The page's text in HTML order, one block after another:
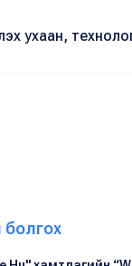
ухаан,
болгох